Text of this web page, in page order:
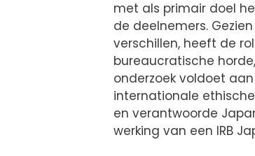
met als primair doel
de deelnemers.
verschillen, heeft de
bureaucratische
onderzoek voldoet
internationale
en verantwoorde
werking van een IRB